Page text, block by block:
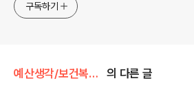
구독하기
예산생각/보건복지분야 의 다른 글